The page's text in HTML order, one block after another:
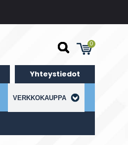
0
Yhteystiedot
VERKKOKAUPPA